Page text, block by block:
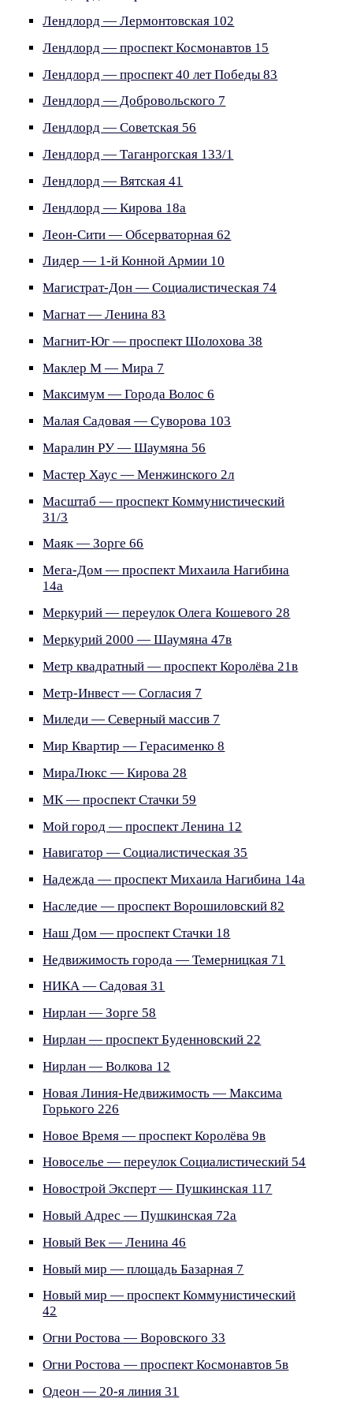
Лендлорд — Лермонтовская 102
Лендлорд — проспект Космонавтов 15
Лендлорд — проспект 40 лет Победы 83
Лендлорд — Добровольского 7
Лендлорд — Советская 56
Лендлорд — Таганрогская 133/1
Лендлорд — Вятская 41
Лендлорд — Кирова 18а
Леон-Сити — Обсерваторная 62
Лидер — 1-й Конной Армии 10
Магистрат-Дон — Социалистическая 74
Магнат — Ленина 83
Магнит-Юг — проспект Шолохова 38
Маклер М — Мира 7
Максимум — Города Волос 6
Малая Садовая — Суворова 103
Маралин РУ — Шаумяна 56
Мастер Хаус — Менжинского 2л
Масштаб — проспект Коммунистический
31/3
Маяк — Зорге 66
Мега-Дом — проспект Михаила Нагибина
14а
Меркурий — переулок Олега Кошевого 28
Меркурий 2000 — Шаумяна 47в
Метр квадратный — проспект Королёва 21в
Метр-Инвест — Согласия 7
Миледи — Северный массив 7
Мир Квартир — Герасименко 8
МираЛюкс — Кирова 28
МК — проспект Стачки 59
Мой город — проспект Ленина 12
Навигатор — Социалистическая 35
Надежда — проспект Михаила Нагибина 14а
Наследие — проспект Ворошиловский 82
Наш Дом — проспект Стачки 18
Недвижимость города — Темерницкая 71
НИКА — Садовая 31
Нирлан — Зорге 58
Нирлан — проспект Буденновский 22
Нирлан — Волкова 12
Новая Линия-Недвижимость — Максима
Горького 226
Новое Время — проспект Королёва 9в
Новоселье — переулок Социалистический 54
Новострой Эксперт — Пушкинская 117
Новый Адрес — Пушкинская 72а
Новый Век — Ленина 46
Новый мир — площадь Базарная 7
Новый мир — проспект Коммунистический
42
Огни Ростова — Воровского 33
Огни Ростова — проспект Космонавтов 5в
Одеон — 20-я линия 31